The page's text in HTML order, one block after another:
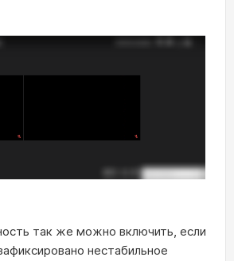
так же можно включить, если
нестабильное